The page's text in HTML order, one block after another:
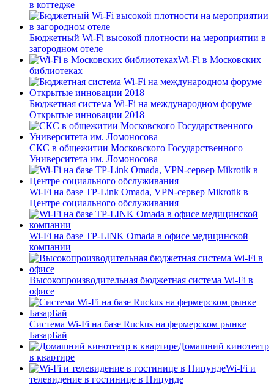
в коттедже
Бюджетный Wi-Fi высокой плотности на мероприятии в
загородном отеле
Wi-Fi в Московских
библиотеках
Бюджетная система Wi-Fi на международном форуме
Открытые инновации 2018
СКС в общежитии Московского Государственного
Университета им. Ломоносова
Wi-Fi на базе TP-Link Omada, VPN-сервер Mikrotik в
Центре социального обслуживания
Wi-Fi на базе TP-LINK Omada в офисе медицинской
компании
Высокопроизводительная бюджетная система Wi-Fi в
офисе
Система Wi-Fi на базе Ruckus на фермерском рынке
БазарБай
Домашний кинотеатр
в квартире
Wi-Fi и
телевидение в гостинице в Пицунде